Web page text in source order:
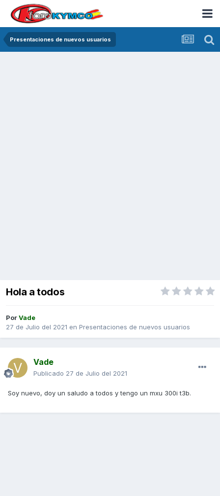
Presentaciones de nuevos usuarios
Hola a todos
PorVade
27 de Julio del 2021 en Presentaciones de nuevos usuarios
Vade
Publicado 27 de Julio del 2021
Soy nuevo, doy un saludo a todos y tengo un mxu 300i t3b.